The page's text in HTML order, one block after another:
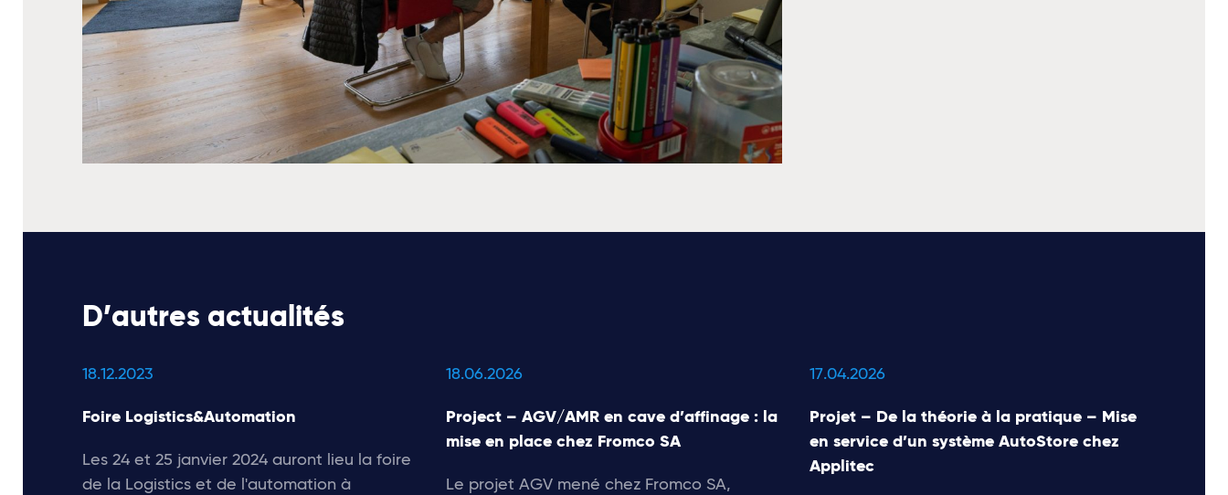
D’autres actualités
18.12.2023
Foire Logistics&Automation
Les 24 et 25 janvier 2024 auront lieu la foire
de la Logistics et de l'automation à
18.06.2026
Project – AGV/AMR en cave d’affinage : la
mise en place chez Fromco SA
Le projet AGV mené chez Fromco SA,
17.04.2026
Projet – De la théorie à la pratique – Mise
en service d’un système AutoStore chez
Applitec